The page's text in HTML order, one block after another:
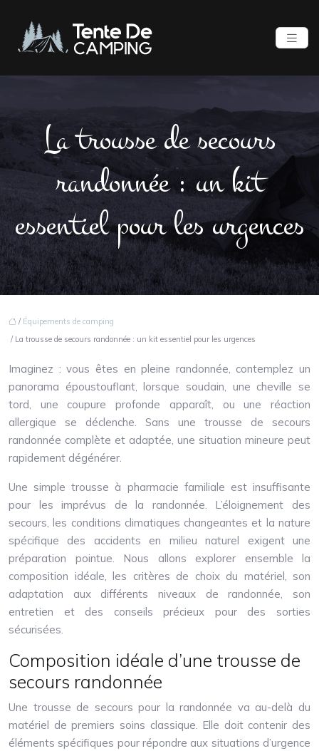
La trousse de secours
randonnée : un kit
essentiel pour les urgences
/ Équipements de camping
/ La trousse de secours randonnée : un kit essentiel pour les urgences
Imaginez : vous êtes en pleine randonnée, contemplez un
panorama époustouflant, lorsque soudain, une cheville se
tord, une coupure profonde apparaît, ou une réaction
allergique se déclenche. Sans une trousse de secours
randonnée complète et adaptée, une situation mineure peut
rapidement dégénérer.
Une simple trousse à pharmacie familiale est insuffisante
pour les imprévus de la randonnée. L’éloignement des
secours, les conditions climatiques changeantes et la nature
spécifique des accidents en milieu naturel exigent une
préparation pointue. Nous allons explorer ensemble la
composition idéale, les critères de choix du matériel, son
adaptation aux différents niveaux de randonnée, son
entretien et des conseils précieux pour des sorties
sécurisées.
Composition idéale d’une trousse de
secours randonnée
Une trousse de secours pour la randonnée va au-delà du
matériel de premiers soins classique. Elle doit contenir des
éléments spécifiques pour répondre aux situations d’urgence